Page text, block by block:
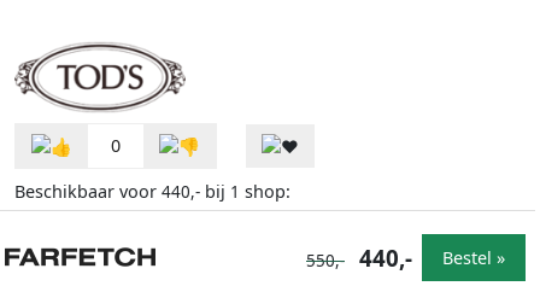
0
Beschikbaar voor 440,- bij 1 shop:
550,- 440,- Bestel »